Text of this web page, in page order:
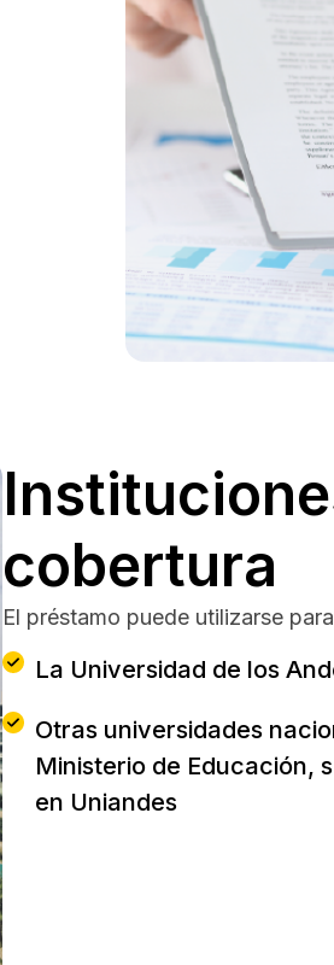
cobertura
El préstamo puede utilizarse
La Universidad de los
Otras universidades
Ministerio de Educación,
en Uniandes